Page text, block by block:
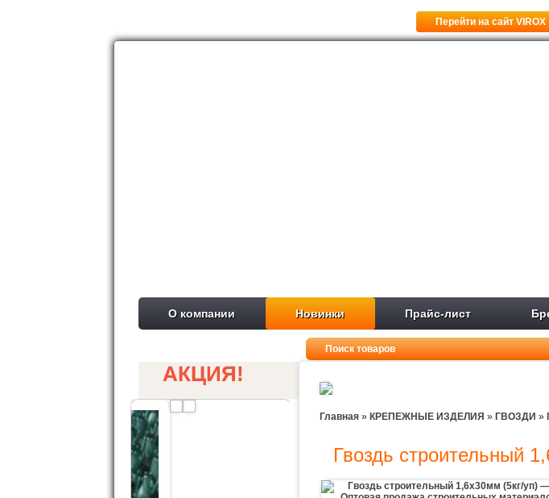
Перейти на сайт VIROX
О компании Новинки Прайс-лист
АКЦИЯ!
Главная » КРЕПЕЖНЫЕ ИЗДЕЛИЯ » ГВОЗДИ »
Гвоздь строительный